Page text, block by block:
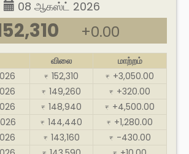
08 ஆகஸ்ட் 2026
+0.00
விலை
மாற்றம்
₹ 152,310 ₹ +3,050.00
₹ 149,260 ₹ +320.00
₹ 148,940 ₹ +4,500.00
₹ 144,440 ₹ +1,280.00
₹ 143,160 ₹ -430.00